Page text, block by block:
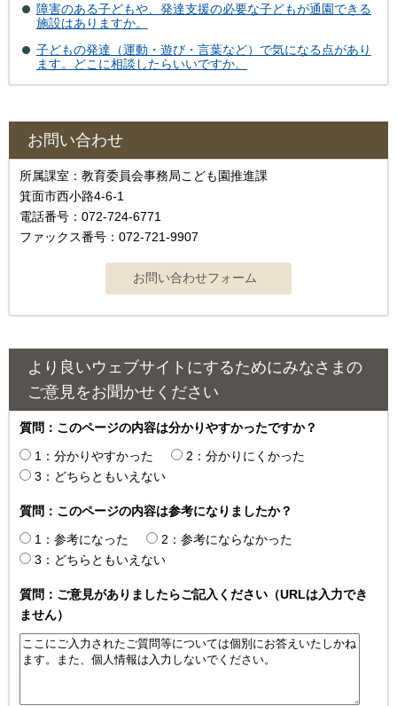
障害のある子どもや、発達支援の必要な子どもが通園できる
施設はありますか。
子どもの発達（運動・遊び・言葉など）で気になる点があり
ます。どこに相談したらいいですか。
お問い合わせ
所属課室：教育委員会事務局こども園推進課
箕面市西小路4-6-1
電話番号：072-724-6771
ファックス番号：072-721-9907
より良いウェブサイトにするためにみなさまの
ご意見をお聞かせください
質問：このページの内容は分かりやすかったですか？
1：分かりやすかった
2：分かりにくかった
3：どちらともいえない
質問：このページの内容は参考になりましたか？
1：参考になった
2：参考にならなかった
3：どちらともいえない
質問：ご意見がありましたらご記入ください（URLは入力でき
ません）